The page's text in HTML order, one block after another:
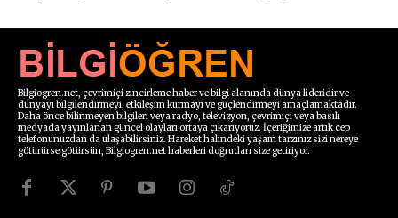
Bilgiogren.net, çevrimiçi zincirleme haber ve bilgi alanında dünya lideridir ve
dünyayı bilgilendirmeyi, etkileşim kurmayı ve güçlendirmeyi amaçlamaktadır.
Daha önce bilinmeyen bilgileri veya radyo, televizyon, çevrimiçi veya basılı
medyada yayınlanan güncel olayları ortaya çıkarıyoruz. İçeriğimize artık cep
telefonunuzdan da ulaşabilirsiniz. Hareket halindeki yaşam tarzınız sizi nereye
götürürse götürsün, Bilgiogren.net haberleri doğrudan size getiriyor.